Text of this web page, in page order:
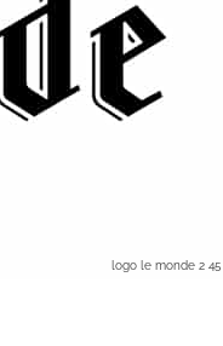
logo le monde 2 45